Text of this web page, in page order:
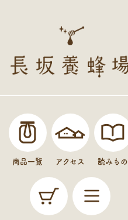
商品一覧 アクセス 読みもの